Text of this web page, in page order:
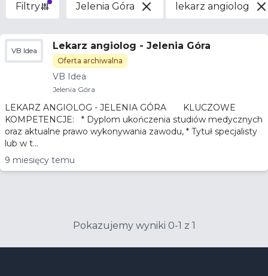
Filtry Jelenia Góra lekarz angiolog
VB Idea Lekarz angiolog - Jelenia Góra
Oferta archiwalna
VB Idea
Jelenia Góra
LEKARZ ANGIOLOG - JELENIA GÓRA KLUCZOWE
KOMPETENCJE: * Dyplom ukończenia studiów medycznych
oraz aktualne prawo wykonywania zawodu, * Tytuł specjalisty
lub w t...
9 miesięcy temu
Pokazujemy wyniki 0-1 z 1